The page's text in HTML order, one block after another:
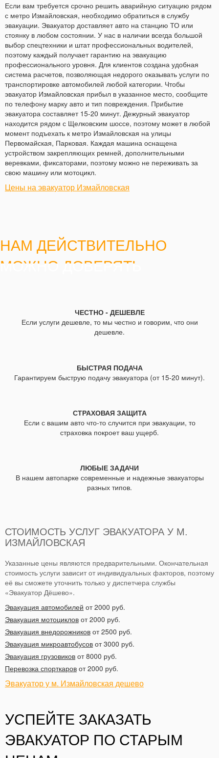
Если вам требуется срочно решить аварийную ситуацию рядом
с метро Измайловская, необходимо обратиться в службу
эвакуации. Эвакуатор доставляет авто на станцию ТО или
стоянку в любом состоянии. У нас в наличии всегда большой
выбор спецтехники и штат профессиональных водителей,
поэтому каждый получает гарантию на эвакуацию
профессионального уровня. Для клиентов создана удобная
система расчетов, позволяющая недорого оказывать услуги по
транспортировке автомобилей любой категории. Чтобы
эвакуатор Измайловская прибыл в указанное место, сообщите
по телефону марку авто и тип повреждения. Прибытие
эвакуатора составляет 15-20 минут. Дежурный эвакуатор
находится рядом с Щелковским шоссе, поэтому может в любой
момент подъехать к метро Измайловская на улицы
Первомайская, Парковая. Каждая машина оснащена
устройством закрепляющих ремней, дополнительными
веревками, фиксаторами, поэтому можно не переживать за
свою машину или мотоцикл.
Цены на эвакуатор Измайловская
НАМ ДЕЙСТВИТЕЛЬНО
МОЖНО ДОВЕРЯТЬ
ЧЕСТНО - ДЕШЕВЛЕ
Если услуги дешевле, то мы честно и говорим, что они
дешевле.
БЫСТРАЯ ПОДАЧА
Гарантируем быструю подачу эвакуатора (от 15-20 минут).
СТРАХОВАЯ ЗАЩИТА
Если с вашим авто что-то случится при эвакуации, то
страховка покроет ваш ущерб.
ЛЮБЫЕ ЗАДАЧИ
В нашем автопарке современные и надежные эвакуаторы
разных типов.
СТОИМОСТЬ УСЛУГ ЭВАКУАТОРА У М.
ИЗМАЙЛОВСКАЯ
Указанные цены являются предварительными. Окончательная
стоимость услуги зависит от индивидуальных факторов, поэтому
её вы сможете уточнить только у диспетчера службы
«Эвакуатор Дёшево».
Эвакуация автомобилей от 2000 руб.
Эвакуация мотоциклов от 2000 руб.
Эвакуация внедорожников от 2500 руб.
Эвакуация микроавтобусов от 3000 руб.
Эвакуация грузовиков от 8000 руб.
Перевозка спорткаров от 2000 руб.
Эвакуатор у м. Измайловская дешево
УСПЕЙТЕ ЗАКАЗАТЬ
ЭВАКУАТОР ПО СТАРЫМ